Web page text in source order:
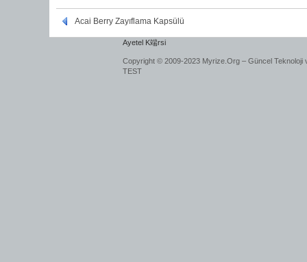
Acai Berry Zayıflama Kapsülü
Ayetel K端rsi
Copyright © 2009-2023 Myrize.Org – Güncel Teknoloji
TEST